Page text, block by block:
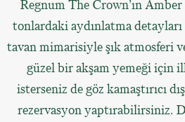
Regnum The Crown’ın
tonlardaki aydınlatma
tavan mimarisiyle şık atmosferi
güzel bir akşam yemeği için
isterseniz de göz kamaştırıcı
rezervasyon yaptırabilirsiniz.